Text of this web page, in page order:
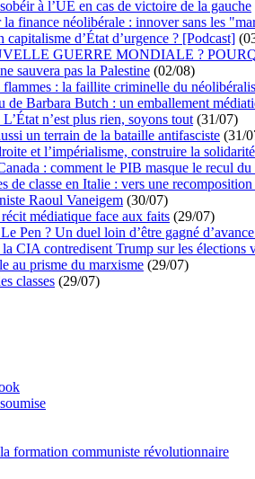
à l’UE en cas de victoire de la gauche
finance néolibérale : innover sans les
capitalisme d’État d’urgence ? [Podcast]
GUERRE MONDIALE ?
sauvera pas la Palestine (02/08)
flammes : la faillite criminelle du
de Barbara Butch : un emballement
n’est plus rien, soyons tout (31/07)
un terrain de la bataille antifasciste (31/
et l’impérialisme, construire la
: comment le PIB masque le recul
de classe en Italie : vers une
Raoul Vaneigem (30/07)
médiatique face aux faits (29/07)
Pen ? Un duel loin d’être gagné
CIA contredisent Trump sur les élections
au prisme du marxisme (29/07)
classes (29/07)
formation communiste révolutionnaire